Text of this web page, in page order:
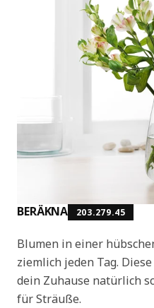
BERÄKNA 203.279.45
Blumen in einer
ziemlich jeden Tag.
dein Zuhause natürlich
für Sträuße.